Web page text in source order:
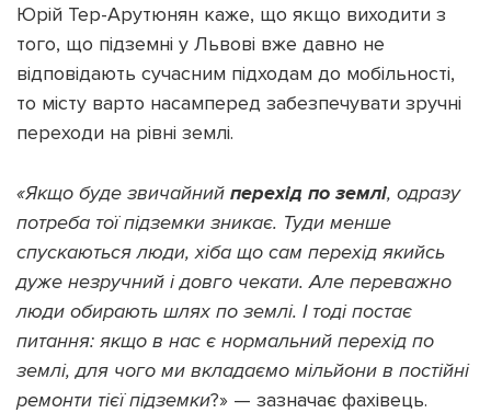
Юрій Тер-Арутюнян каже, що якщо виходити з
того, що підземні у Львові вже давно не
відповідають сучасним підходам до мобільності,
то місту варто насамперед забезпечувати зручні
переходи на рівні землі.
«Якщо буде звичайний перехід по землі, одразу
потреба тої підземки зникає. Туди менше
спускаються люди, хіба що сам перехід якийсь
дуже незручний і довго чекати. Але переважно
люди обирають шлях по землі. І тоді постає
питання: якщо в нас є нормальний перехід по
землі, для чого ми вкладаємо мільйони в постійні
ремонти тієї підземки?» — зазначає фахівець.